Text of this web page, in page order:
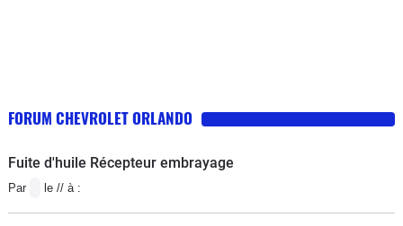
FORUM CHEVROLET ORLANDO
Fuite d'huile Récepteur embrayage
Par le // à :